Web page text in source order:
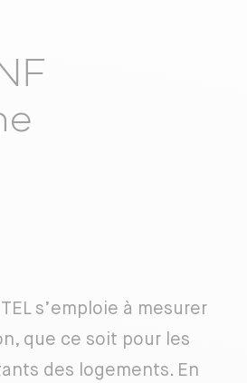
s’emploie à mesurer
que ce soit pour les
des logements. En